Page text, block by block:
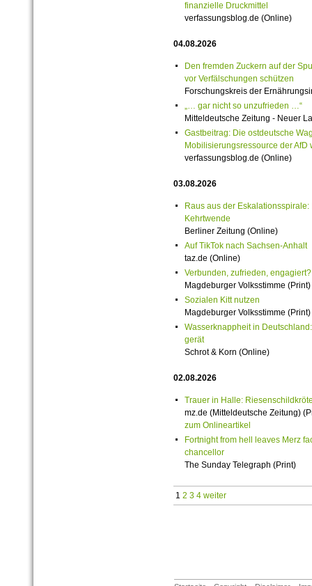
finanzielle Druckmittel
verfassungsblog.de (Online)
04.08.2026
Den fremden Zuckern auf der
vor Verfälschungen schützen
Forschungskreis der
„… gar nicht so unzufrieden …“
Mitteldeutsche Zeitung - Neuer
Gastbeitrag: Die ostdeutsche
Mobilisierungsressource der AfD
verfassungsblog.de (Online)
03.08.2026
Raus aus der
Kehrtwende
Berliner Zeitung (Online)
Auf TikTok nach Sachsen-Anhalt
taz.de (Online)
Verbunden, zufrieden, engagiert?
Magdeburger Volksstimme (Print)
Sozialen Kitt nutzen
Magdeburger Volksstimme (Print)
Wasserknappheit in
gerät
Schrot & Korn (Online)
02.08.2026
Trauer in Halle:
mz.de (Mitteldeutsche Zeitung)
zum Onlineartikel
Fortnight from hell leaves Merz
chancellor
The Sunday Telegraph (Print)
1 2 3 4 weiter